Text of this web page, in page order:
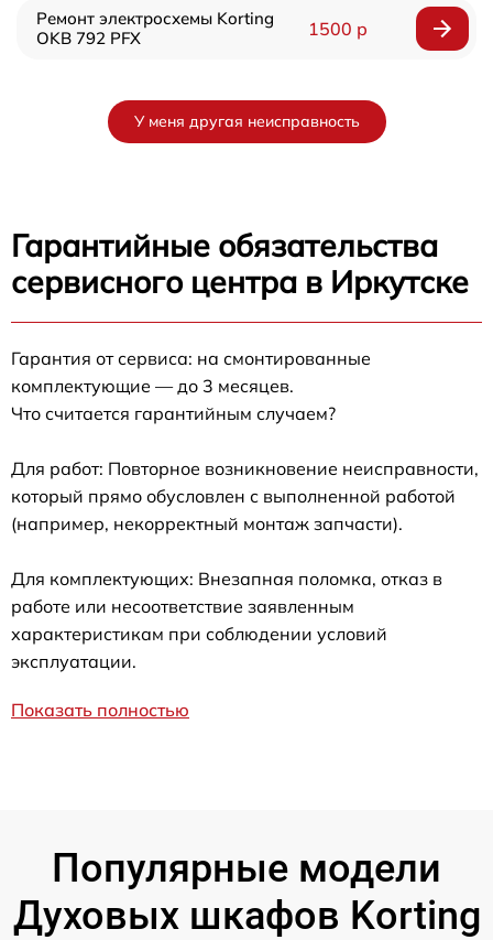
Ремонт электросхемы Korting
OKB 792 PFX
1500 р
У меня другая неисправность
Гарантийные обязательства
сервисного центра в Иркутске
Гарантия от сервиса: на смонтированные
комплектующие — до 3 месяцев.
Что считается гарантийным случаем?
Для работ: Повторное возникновение неисправности,
который прямо обусловлен с выполненной работой
(например, некорректный монтаж запчасти).
Для комплектующих: Внезапная поломка, отказ в
работе или несоответствие заявленным
характеристикам при соблюдении условий
эксплуатации.
Показать полностью
Популярные модели
Духовых шкафов Korting